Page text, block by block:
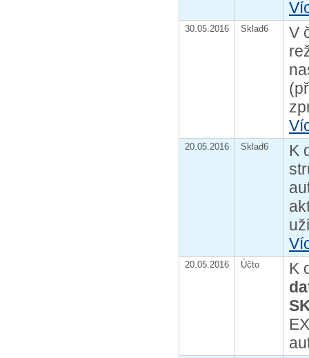
30.05.2016 Sklad6
V
20.05.2016 Sklad6
K
20.05.2016 Účto
K